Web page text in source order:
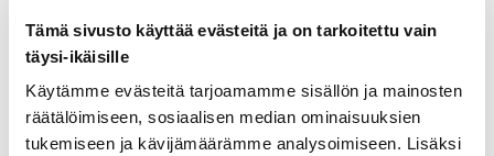
Tämä sivusto käyttää evästeitä ja on tarkoitettu vain
täysi-ikäisille
Käytämme evästeitä tarjoamamme sisällön ja mainosten
räätälöimiseen, sosiaalisen median ominaisuuksien
tukemiseen ja kävijämäärämme analysoimiseen. Lisäksi
valmistusohje